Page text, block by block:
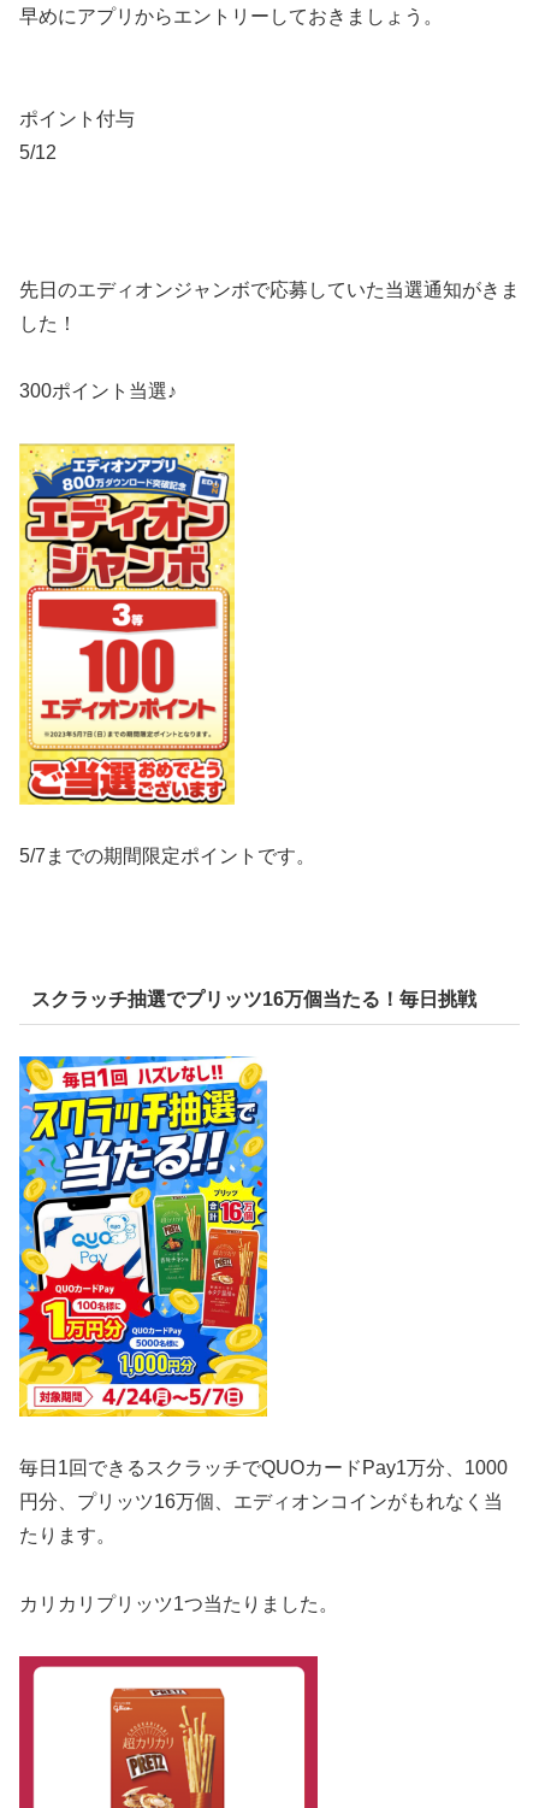
早めにアプリからエントリーしておきましょう。
ポイント付与
5/12
先日のエディオンジャンボで応募していた当選通知がきま
した！
300ポイント当選♪
5/7までの期間限定ポイントです。
スクラッチ抽選でプリッツ16万個当たる！毎日挑戦
毎日1回できるスクラッチでQUOカードPay1万分、1000
円分、プリッツ16万個、エディオンコインがもれなく当
たります。
カリカリプリッツ1つ当たりました。